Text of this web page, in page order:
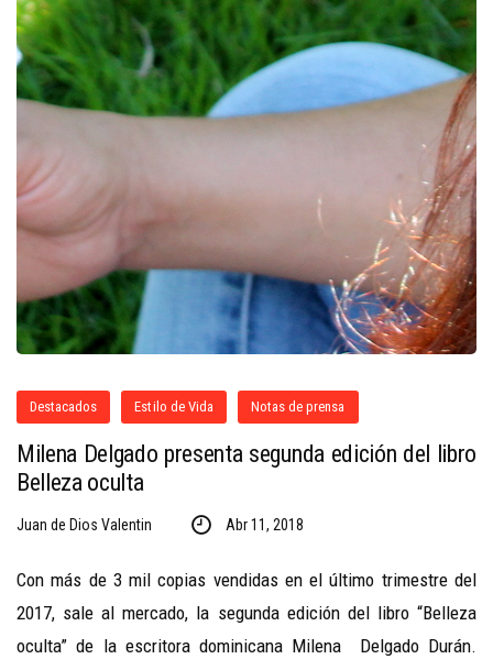
Destacados Estilo de Vida Notas de prensa
Milena Delgado presenta segunda edición del libro
Belleza oculta
Juan de Dios Valentin Abr 11, 2018
Con más de 3 mil copias vendidas en el último trimestre del
2017, sale al mercado, la segunda edición del libro “Belleza
oculta” de la escritora dominicana Milena Delgado Durán.